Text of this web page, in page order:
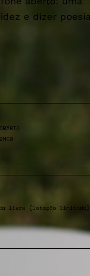
e dizer
livre (lotação limitada)